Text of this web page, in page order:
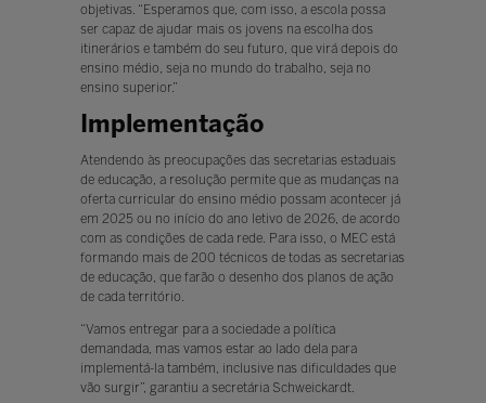
objetivas. “Esperamos que, com isso, a escola possa
ser capaz de ajudar mais os jovens na escolha dos
itinerários e também do seu futuro, que virá depois do
ensino médio, seja no mundo do trabalho, seja no
ensino superior.”
Implementação
Atendendo às preocupações das secretarias estaduais
de educação, a resolução permite que as mudanças na
oferta curricular do ensino médio possam acontecer já
em 2025 ou no início do ano letivo de 2026, de acordo
com as condições de cada rede. Para isso, o MEC está
formando mais de 200 técnicos de todas as secretarias
de educação, que farão o desenho dos planos de ação
de cada território.
“Vamos entregar para a sociedade a política
demandada, mas vamos estar ao lado dela para
implementá-la também, inclusive nas dificuldades que
vão surgir”, garantiu a secretária Schweickardt.